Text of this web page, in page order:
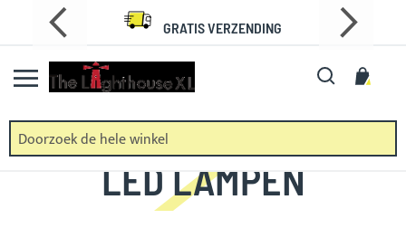
inhoud
GRATIS VERZENDING
Zoek
LED LAMPEN